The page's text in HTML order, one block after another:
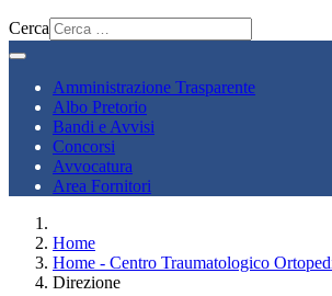
Cerca
Amministrazione Trasparente
Albo Pretorio
Bandi e Avvisi
Concorsi
Avvocatura
Area Fornitori
Home
Home - Centro Traumatologico
Direzione